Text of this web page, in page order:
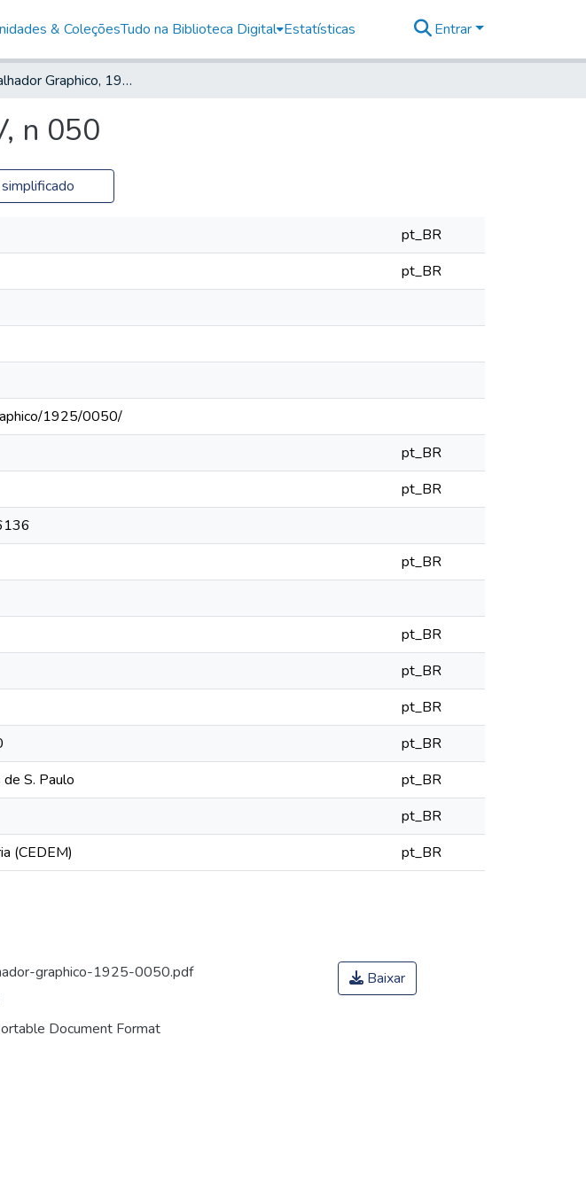
& ColeçõesTudo na Biblioteca Digital Estatísticas Entrar
O Trabalhador Graphico, 1925, ano IV, n 050
n 050
pt_BR
pt_BR
1925/0050/
pt_BR
pt_BR
pt_BR
pt_BR
pt_BR
pt_BR
pt_BR
S. Paulo
pt_BR
pt_BR
(CEDEM) pt_BR
graphico-1925-0050.pdf
Document Format
Baixar